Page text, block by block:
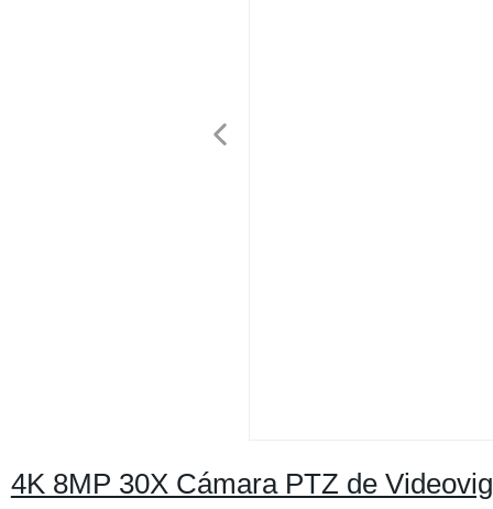
4K 8MP 30X Cámara PTZ de